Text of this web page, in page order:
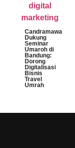
Candramawa
Dukung
Seminar
Umaroh di
Bandung:
Dorong
Digitalisasi
Bisnis
Travel
Umrah